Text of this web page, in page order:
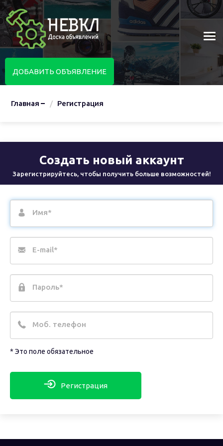
ДОБАВИТЬ ОБЪЯВЛЕНИЕ
Главная Регистрация
Создать новый аккаунт
Зарегистрируйтесь, чтобы получить больше возможностей!
Имя*
E-mail*
Пароль*
Моб. телефон
* Это поле обязательное
Регистрация